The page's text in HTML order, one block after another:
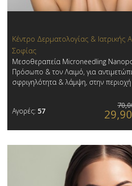
Κέντρο Δερματολογίας & Ιατρικής
Σοφίας
Μεσοθεραπεία Microneedling
Πρόσωπο & τον Λαιμό, για
σφριγηλότητα & λάμψη, στην
Αγορές: 57